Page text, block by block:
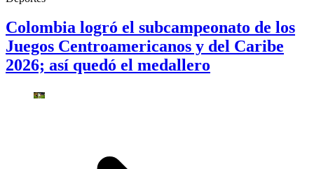
Colombia logró el subcampeonato de los
Juegos Centroamericanos y del Caribe
2026; así quedó el medallero